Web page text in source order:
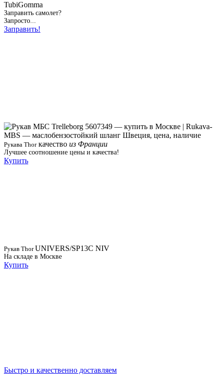
TubiGomma
Заправить самолет?
Запросто...
Заправить!
Рукава Thorкачество из Франции
Лучшее соотношение цены и качества!
Купить
Рукав ThorUNIVERS/SP13C NIV
На складе в Москве
Купить
Быстро и качественно доставляем